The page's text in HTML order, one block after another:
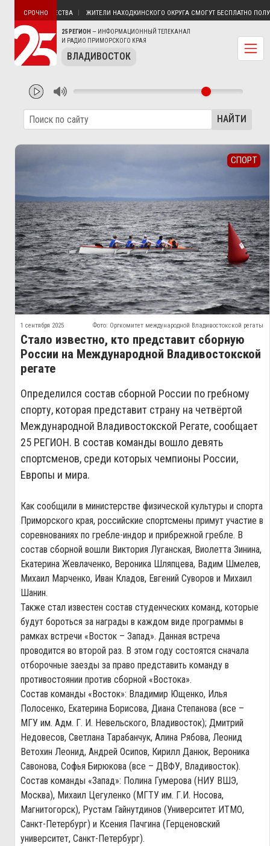
25 РЕГИОН — ИНФОРМАЦИОННЫЙ ТЕЛЕКАНАЛ
И РАДИО ПРИМОРСКОГО КРАЯ
ВЛАДИВОСТОК
СРОЧНО
ЭЛЕКТРИЧЕСТВА ЖИТЕЛИ НАХОДКИНСКОГО ОКРУГА СМОГУТ БЕСПЛАТНО
НАЙТИ
СПОРТ
1 сентября 2025 Фото: Оргкомитет международной Владивостокской регаты
Стало известно, кто представит сборную
России на Международной Владивостокской
регате
Определился состав сборной России по гребному
спорту, которая представит страну на четвёртой
Международной Владивостокской Регате, сообщает
25 РЕГИОН. В состав команды вошло девять
спортсменов, среди которых чемпионы России,
Европы и мира.
Как сообщили в министерстве физической культуры и спорта
Приморского края, российские спортсмены примут участие в
соревнованиях по гребле-индор и прибрежной гребле. В
состав сборной вошли Виктория Луганская, Виолетта Зинина,
Екатерина Жевлаченко, Вероника Шляпцева, Вадим Шмелев,
Михаил Марченко, Иван Кладов, Евгений Суворов и Михаил
Шанин.
Также стал известен состав студенческих команд, которые
будут бороться за награды в каждом виде программы в
рамках встречи «Восток – Запад». Данная встреча
проводится во второй раз. В этом году состоятся сначала
отборочные заезды за право представить команду в
противостоянии против сборной «Востока».
Состав команды «Восток»: Владимир Ющенко, Илья
Полосенко, Екатерина Борисова, Диана Степанова (все –
МГУ им. Адм. Г. И. Невельского, Владивосток); Дмитрий
Недовесов, Светлана Тарабанчук, Алина Рябова, Леонид
Ветохин Леонид, Андрей Осипов, Кирилл Данюк, Вероника
Савонова, Софья Бирюкова (все – ДВФУ, Владивосток).
Состав команды «Запад»: Полина Гумерова (НИУ ВШЭ,
Москва), Михаил Цегуленко (МГТУ им. Г.И. Носова,
Магнитогорск), Рустам Гайнутдинов (Университет ИТМО,
Санкт-Петербург) и Ксения Пачгина (Герценовский
университет, Санкт-Петербург).